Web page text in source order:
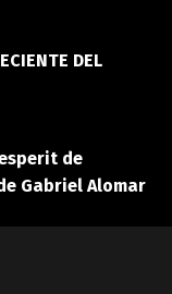
DEL
de
Gabriel Alomar